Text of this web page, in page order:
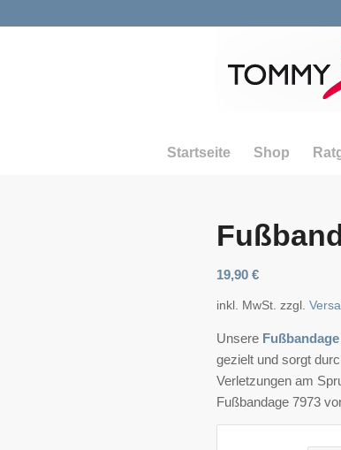
Startseite Shop
19,90€
inkl. MwSt. zzgl.
Unsere
gezielt und sorgt
Verletzungen am
Fußbandage 7973